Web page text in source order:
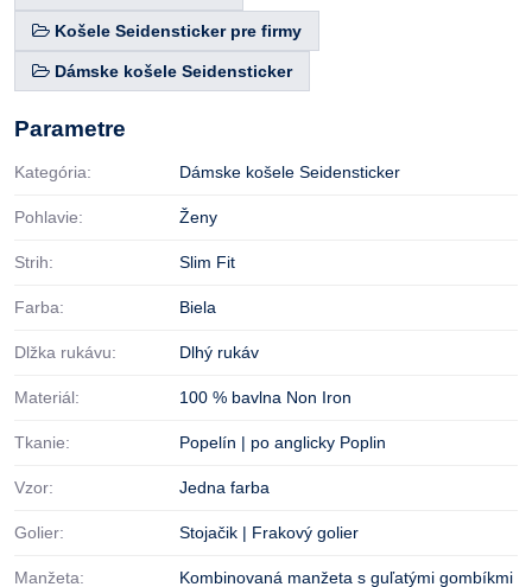
Košele Seidensticker pre firmy
Dámske košele Seidensticker
Parametre
Kategória: Dámske košele Seidensticker
Pohlavie: Ženy
Strih: Slim Fit
Farba: Biela
Dlžka rukávu: Dlhý rukáv
Materiál: 100 % bavlna Non Iron
Tkanie: Popelín | po anglicky Poplin
Vzor: Jedna farba
Golier: Stojačik | Frakový golier
Manžeta: Kombinovaná manžeta s guľatými gombíkmi